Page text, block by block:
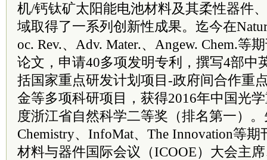
机/钙钛矿太阳能电池材料及其柔性器件
域取得了一系列创新性成果。迄今在
oc. Rev.、Adv. Mater.、Angew. Chem.等
论文，申请40多项发明专利，撰写4部中
括国家重点研发计划项目-政府间合作重
金等多项科研项目，获得2016年中国光
度浙江省自然科学二等奖（排名第一）。
Chemistry、InfoMat、The Innovation等
材料与器件国际会议（ICOOE）大会主